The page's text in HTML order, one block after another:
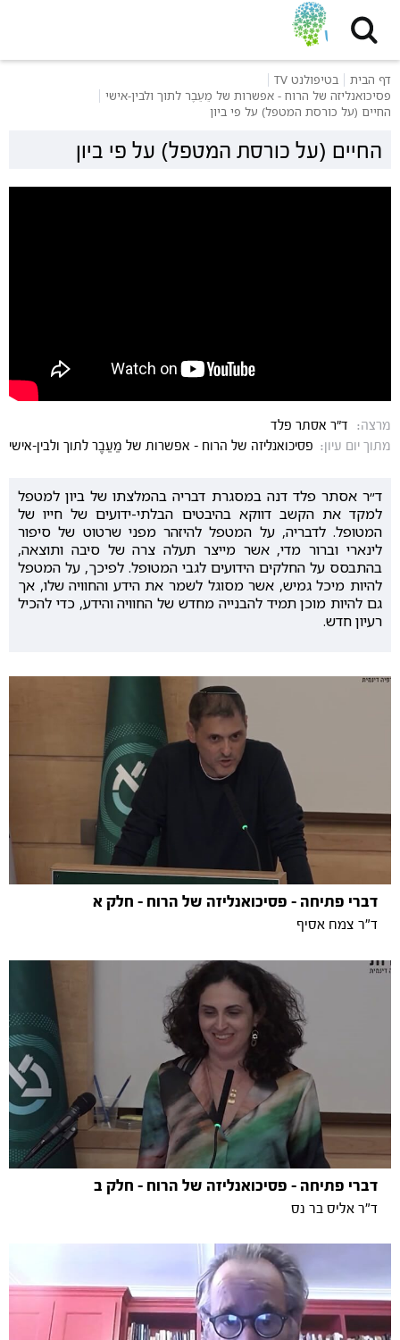
דף הבית
בטיפולנט TV
פסיכואנליזה של הרוח - אפשרות של מֵעֵבֶר לתוך ולבין-אישי
החיים (על כורסת המטפל) על פי ביון
החיים (על כורסת המטפל) על פי ביון
מרצה:
ד"ר אסתר פלד
מתוך יום עיון: פסיכואנליזה של הרוח - אפשרות של מֵעֵבֶר לתוך ולבין-אישי
ד״ר אסתר פלד דנה במסגרת דבריה בהמלצתו של ביון למטפל
למקד את הקשב דווקא בהיבטים הבלתי-ידועים של חייו של
המטופל. לדבריה, על המטפל להיזהר מפני שרטוט של סיפור
לינארי וברור מדי, אשר מייצר תעלה צרה של סיבה ותוצאה,
בהתבסס על החלקים הידועים לגבי המטופל. לפיכך, על המטפל
להיות מיכל גמיש, אשר מסוגל לשמר את הידע והחוויה שלו, אך
גם להיות מוכן תמיד להבנייה מחדש של החוויה והידע, כדי להכיל
רעיון חדש.
דברי פתיחה - פסיכואנליזה של הרוח - חלק א
ד"ר צמח אסיף
דברי פתיחה - פסיכואנליזה של הרוח - חלק ב
ד"ר אליס בר נס